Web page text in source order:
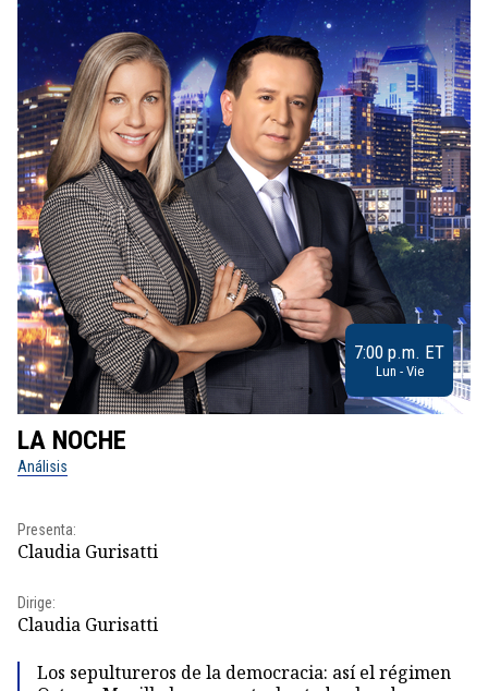
7:00 p.m. ET
Lun - Vie
LA NOCHE
Análisis
Presenta:
Claudia Gurisatti
Dirige:
Claudia Gurisatti
Los sepultureros de la democracia: así el régimen